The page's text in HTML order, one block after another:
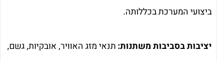
ביצועי המערכת בכללותה.
יציבות בסביבות משתנות: תנאי מזג האוויר, אובקיות, גשם,